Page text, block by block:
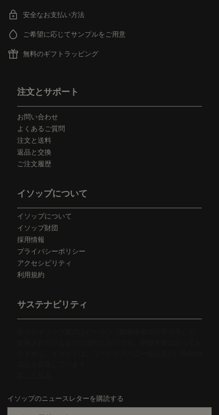
安全なお支払い方法
ご希望に応じてサンプルをご用意
無料のギフトラッピング
注文とサポート
お問い合わせ
よくあるご質問
注文と送料
返品と交換
ご注文履歴
イソップについて
イソップについて
イソップ財団
採用情報
プライバシーポリシー
アクセシビリティ
利用規約
サステナビリティ
イソップのニュースレターを購読する